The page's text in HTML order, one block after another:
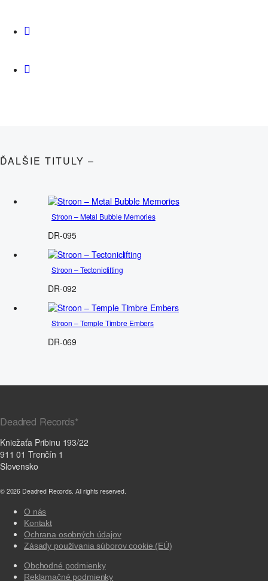
ĎALŠIE TITULY –
Stroon – Metal Bubble Memories
DR-095
Stroon – Tectoniclifting
DR-092
Stroon – Temple Timbre Embers
DR-069
Deadred Records*
Kniežaťa Pribinu 193/22
911 01 Trenčín 1
Slovensko
© 2026 Deadred Records. All rights reserved.
O nás
Kontakt
Ochrana osobných údajov
Zásady používania súborov cookie (EÚ)
Obchodné podmienky
Reklamačné podmienky